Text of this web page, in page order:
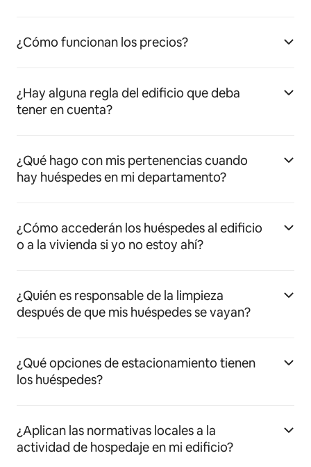
¿Cómo funcionan los precios?
¿Hay alguna regla del edificio que deba
tener en cuenta?
¿Qué hago con mis pertenencias cuando
hay huéspedes en mi departamento?
¿Cómo accederán los huéspedes al edificio
o a la vivienda si yo no estoy ahí?
¿Quién es responsable de la limpieza
después de que mis huéspedes se vayan?
¿Qué opciones de estacionamiento tienen
los huéspedes?
¿Aplican las normativas locales a la
actividad de hospedaje en mi edificio?